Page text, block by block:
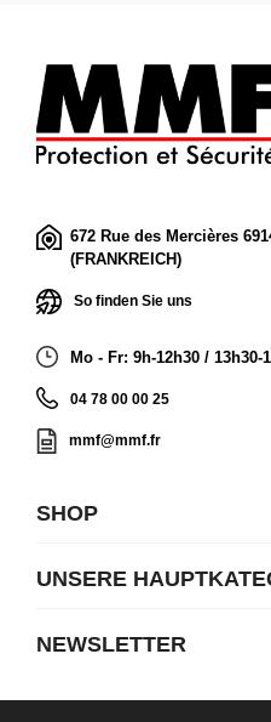
672 Rue des Mercières
(FRANKREICH)
So finden Sie uns
Mo - Fr: 9h-12h30 / 13h30-
04 78 00 00 25
mmf@mmf.fr
SHOP
UNSERE
NEWSLETTER